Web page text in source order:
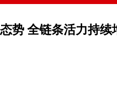
势 全链条活力持续